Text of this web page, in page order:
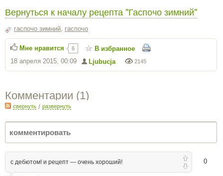
Вернуться к началу рецепта "Гаспочо зимний"
гаспочо зимний гаспочо
2145
Ljubucja
18 апреля 2015, 00:09
Мне нравится 6 В избранное
Комментарии (1)
свернуть / развернуть
0
с дебютом! и рецепт — очень хороший!